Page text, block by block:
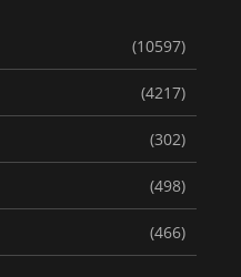
(10597)
(4217)
(302)
(498)
(466)